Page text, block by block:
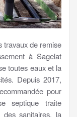
travaux de remise
à Sagelat
toutes eaux et la
Depuis 2017,
pour
septique traite
des sanitaires, la